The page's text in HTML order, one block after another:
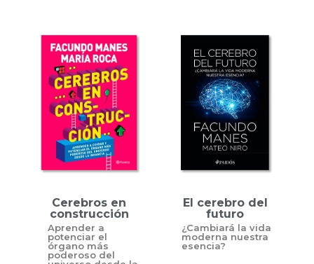
Cerebros en
construcción
Aprender a
potenciar el
órgano más
poderoso del
El cerebro del
futuro
¿Cambiará la vida
moderna nuestra
esencia?